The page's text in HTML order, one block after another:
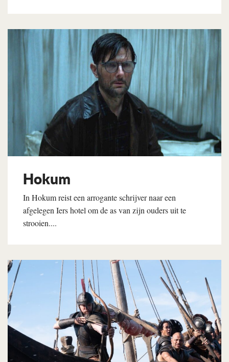
Lees verder
Hokum
In Hokum reist een arrogante schrijver naar een
afgelegen Iers hotel om de as van zijn ouders uit te
strooien....
Lees verder